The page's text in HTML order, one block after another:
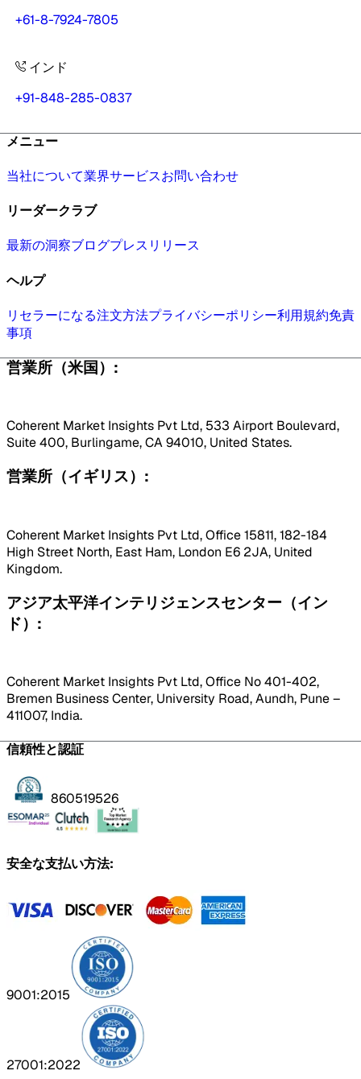
+61-8-7924-7805
インド
+91-848-285-0837
メニュー
当社について業界サービスお問い合わせ
リーダークラブ
最新の洞察ブログプレスリリース
ヘルプ
リセラーになる注文方法プライバシーポリシー利用規約免責
事項
営業所（米国）:
Coherent Market Insights Pvt Ltd, 533 Airport Boulevard,
Suite 400, Burlingame, CA 94010, United States.
営業所（イギリス）:
Coherent Market Insights Pvt Ltd, Office 15811, 182-184
High Street North, East Ham, London E6 2JA, United
Kingdom.
アジア太平洋インテリジェンスセンター（イン
ド）:
Coherent Market Insights Pvt Ltd, Office No 401-402,
Bremen Business Center, University Road, Aundh, Pune –
411007, India.
信頼性と認証
860519526
安全な支払い方法:
9001:2015
27001:2022